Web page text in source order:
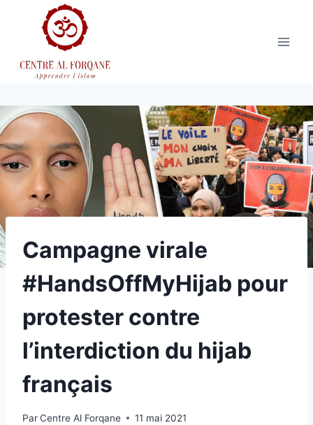
Campagne virale
#HandsOffMyHijab pour
protester contre
l’interdiction du hijab
français
ParCentre Al Forqane 11 mai 2021